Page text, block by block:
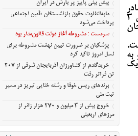
شده است. براساس این گزارش، ملک شناسایی شده از این فرد یک ویلای ۳
و به
یک
پیش‌ بینی پاییز پر بارش در ایران
مابه‌التفاوت حقوق بازنشستگان تأمین اجتماعی
پرداخت می‌شود
سرمست : مشروطه آغاز دولت قانون‌مدار بود
پزشکیان بر ضرورت تبیین نهضت مشروطه برای
نسل امروز تاکید کرد
خریدگندم از کشاورزان آذربایجان شرقی از 207
تن فراتر رفت
برندهای ریس ،‌نوقا و رشته ختایی تبریز در مسیر
ثبت ملی
خروج بیش از ۳ میلیون و ۲۷۰ هزار زائر از
مرزهای اربعینی